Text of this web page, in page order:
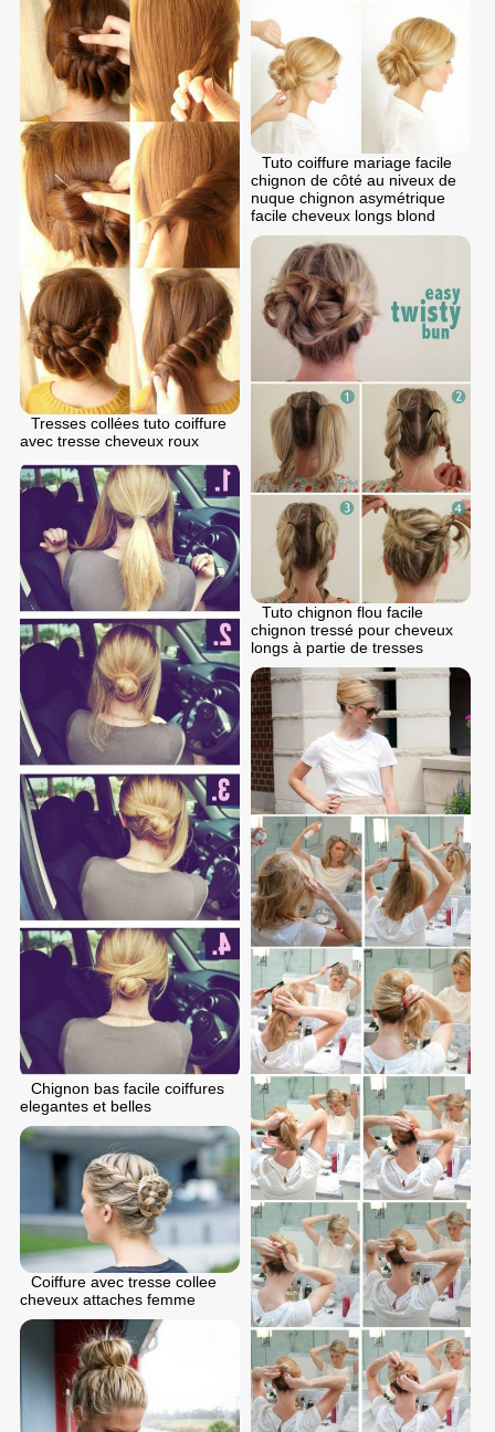
Tresses collées tuto coiffure
avec tresse cheveux roux
Tuto coiffure mariage facile
chignon de côté au niveux de
nuque chignon asymétrique
facile cheveux longs blond
Tuto chignon flou facile
chignon tressé pour cheveux
longs à partie de tresses
Chignon bas facile coiffures
elegantes et belles
Coiffure avec tresse collee
cheveux attaches femme